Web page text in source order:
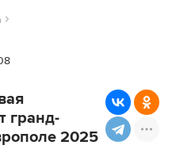
гранд-
2025